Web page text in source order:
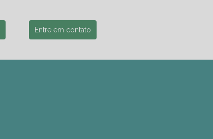
Entre em contato